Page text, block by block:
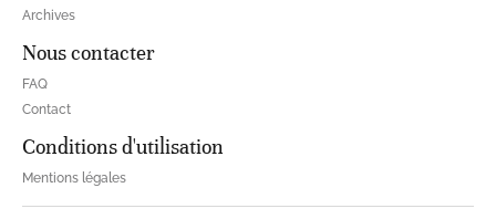
Archives
Nous contacter
FAQ
Contact
Conditions d'utilisation
Mentions légales